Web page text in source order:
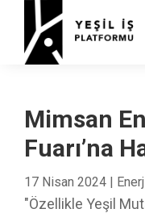
Mimsan
Fuarı’na
17 Nisan 2024 |
"Özellikle Yeşil